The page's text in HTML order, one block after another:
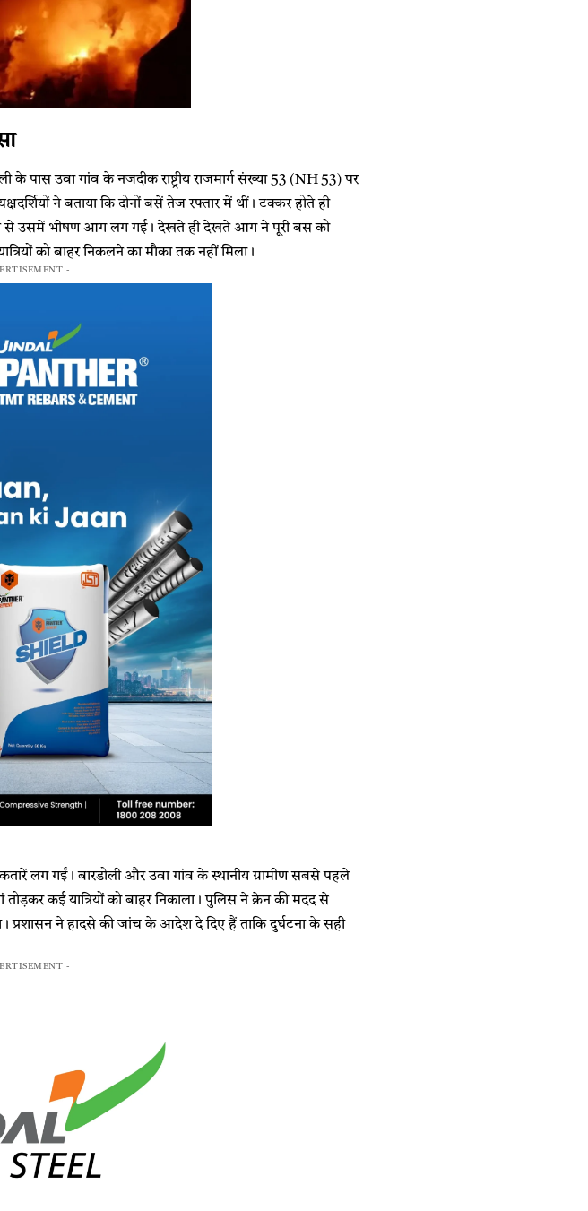
के पास उवा गांव के नजदीक राष्ट्रीय राजमार्ग संख्या 53 (NH 53) पर
ने बताया कि दोनों बसें तेज रफ्तार में थीं। टक्कर होते ही
उसमें भीषण आग लग गई। देखते ही देखते आग ने पूरी बस को
को बाहर निकलने का मौका तक नहीं मिला।
-
कतारें लग गईं। बारडोली और उवा गांव के स्थानीय ग्रामीण सबसे पहले
कई यात्रियों को बाहर निकाला। पुलिस ने क्रेन की मदद से
प्रशासन ने हादसे की जांच के आदेश दे दिए हैं ताकि दुर्घटना के सही
-